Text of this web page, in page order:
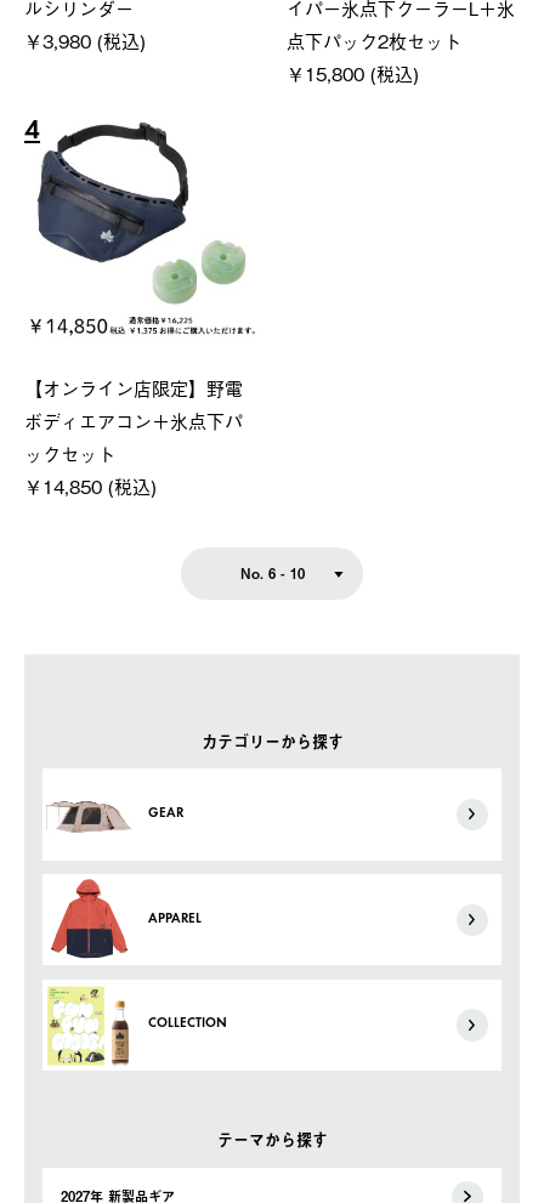
カテゴリーから探す
GEAR
APPAREL
COLLECTION
テーマから探す
2027年 新製品ギア
ルシリンダー
￥3,980 (税込)
イパー氷点下クーラーL＋氷
点下パック2枚セット
￥15,800 (税込)
4
【オンライン店限定】野電
ボディエアコン＋氷点下パ
ックセット
￥14,850 (税込)
No. 6 - 10